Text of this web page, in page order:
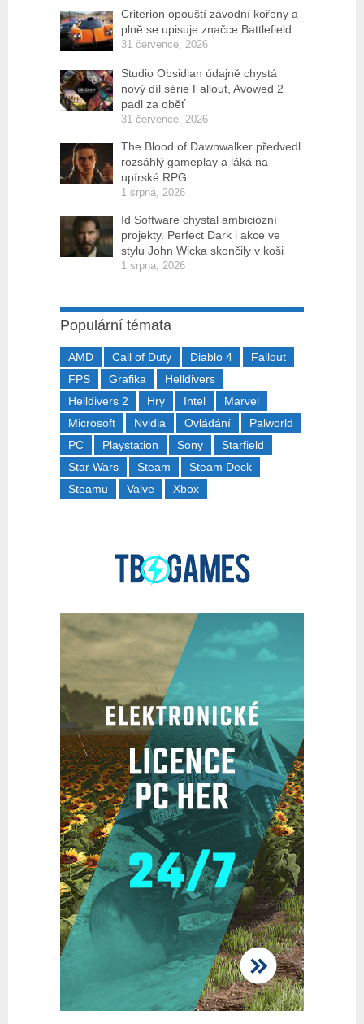
Criterion opouští závodní kořeny a
plně se upisuje značce Battlefield
31 července, 2026
Studio Obsidian údajně chystá
nový díl série Fallout, Avowed 2
padl za oběť
31 července, 2026
The Blood of Dawnwalker předvedl
rozsáhlý gameplay a láká na
upírské RPG
1 srpna, 2026
Id Software chystal ambiciózní
projekty. Perfect Dark i akce ve
stylu John Wicka skončily v koši
1 srpna, 2026
Populární témata
AMD Call of Duty Diablo 4
Fallout
FPS
Grafika
Helldivers
Helldivers 2
Hry Intel
Marvel
Microsoft
Nvidia Ovládání
Palworld
PC
Playstation Sony
Starfield
Star Wars
Steam
Steam Deck
Steamu
Valve Xbox